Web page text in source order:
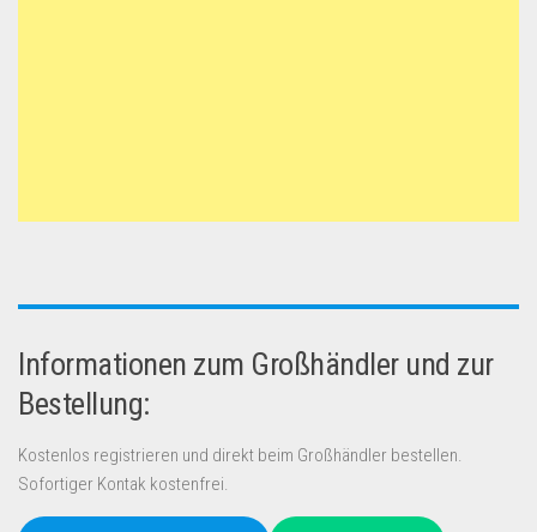
Informationen zum Großhändler und zur
Bestellung:
Kostenlos registrieren und direkt beim Großhändler bestellen.
Sofortiger Kontak kostenfrei.